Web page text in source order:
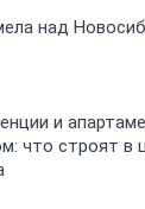
над
и
что строят в